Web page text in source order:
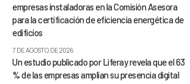
empresas instaladoras en la Comisión Asesora
para la certificación de eficiencia energética de
edificios
7 DE AGOSTO DE 2026
Un estudio publicado por Liferay revela que el 63
% de las empresas amplían su presencia digital